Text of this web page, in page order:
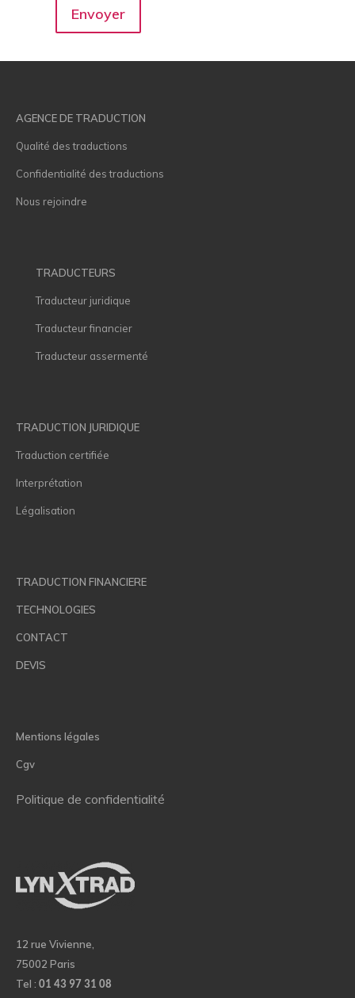
AGENCE DE TRADUCTION
Qualité des traductions
Confidentialité des traductions
Nous rejoindre
TRADUCTEURS
Traducteur juridique
Traducteur financier
Traducteur assermenté
TRADUCTION JURIDIQUE
Traduction certifiée
Interprétation
Légalisation
TRADUCTION FINANCIERE
TECHNOLOGIES
CONTACT
DEVIS
Mentions légales
Cgv
Politique de confidentialité
12 rue Vivienne,
75002 Paris
Tel : 01 43 97 31 08